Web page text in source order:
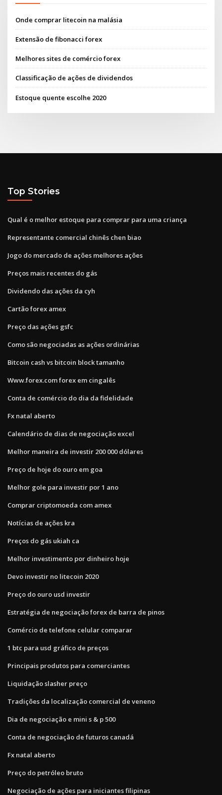
Onde comprar litecoin na malásia
Extensão de fibonacci forex
Melhores sites de comércio forex
Classificação de ações de dividendos
Estoque quente escolhe 2020
Top Stories
Qual é o melhor estoque para comprar para uma criança
Representante comercial chinês chen biao
Jogo do mercado de ações melhores ações
Preços mais recentes do gás
Dividendo das ações da cyh
Cartão forex amex
Preço das ações gsfc
Como são negociadas as ações ordinárias
Bitcoin cash vs bitcoin block tamanho
Www.forex.com forex em cingalês
Conta de comércio do dia da fidelidade
Fx natal aberto
Calendário de dias de negociação excel
Melhor maneira de investir 200 000 dólares
Preço de hoje do ouro em goa
Melhor gole para investir por 1 ano
Comprar criptomoeda com amex
Notícias de ações kra
Preços do gás ukiah ca
Melhor investimento por dinheiro hoje
Devo investir no litecoin 2020
Preço do ouro usd investir
Estratégia de negociação forex de barra de pinos
Comércio de telefone celular comparar
1 btc para usd gráfico de preços
Principais produtos para comerciantes
Liquidação slasher preço
Tradições da localização comercial de veneno
Dia de negociação e mini s & p 500
Conta de negociação de futuros canadá
Fx natal aberto
Preço do petróleo bruto
Negociação de ações para iniciantes filipinas